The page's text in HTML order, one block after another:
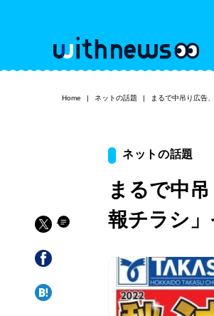
Home ネットの話題 まるで中吊り広告
ネットの話題
まるで中
報チラシ